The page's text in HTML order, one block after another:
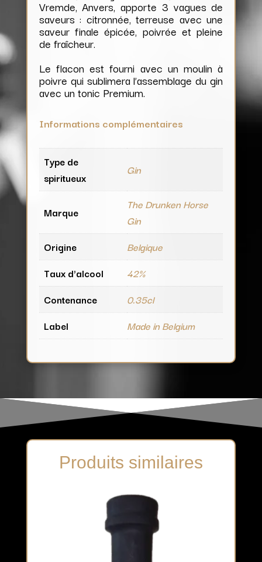
Vremde, Anvers, apporte 3 vagues de
saveurs : citronnée, terreuse avec une
saveur finale épicée, poivrée et pleine
de fraîcheur.
Le flacon est fourni avec un moulin à
poivre qui sublimera l’assemblage du gin
avec un tonic Premium.
Informations complémentaires
Type de
spiritueux
Gin
Marque
The Drunken Horse
Gin
Origine
Belgique
Taux d'alcool
42%
Contenance
0.35cl
Label
Made in Belgium
Produits similaires